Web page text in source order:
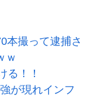
本撮って逮捕さ
ｗ
！！
が現れインフ